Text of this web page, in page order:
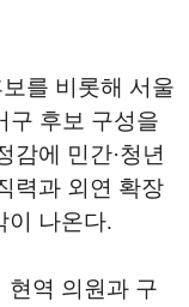
를 비롯해 서울
구 후보 구성을
감에 민간·청년
력과 외연 확장
이 나온다.
현역 의원과 구